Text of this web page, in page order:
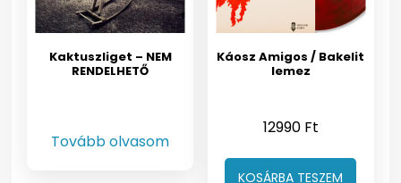
Kaktuszliget – NEM
RENDELHETŐ
Tovább olvasom
Káosz Amigos / Bakelit
lemez
12990 Ft
KOSÁRBA TESZEM